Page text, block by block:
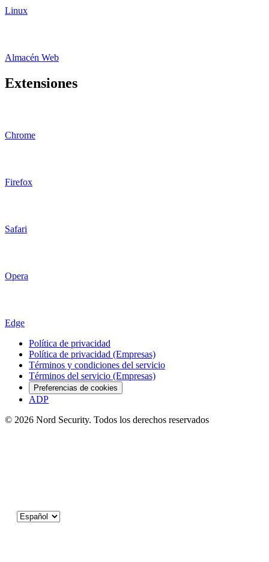
Linux
Almacén Web
Extensiones
Chrome
Firefox
Safari
Opera
Edge
Política de privacidad
Política de privacidad (Empresas)
Términos y condiciones del servicio
Términos del servicio (Empresas)
Preferencias de cookies
ADP
© 2026 Nord Security. Todos los derechos reservados